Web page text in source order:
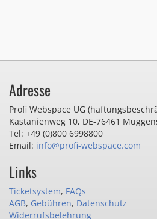
Adresse
Profi Webspace UG
Kastanienweg 10, DE-76461
Tel: +49 (0)800 6998800
Email: info@profi-webspace.com
Links
Ticketsystem, FAQs
AGB, Gebühren, Datenschutz
Widerrufsbelehrung